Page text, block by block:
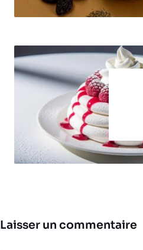
Laisser un commentaire